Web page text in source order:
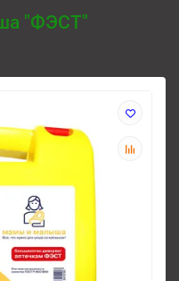
"ФЭСТ"